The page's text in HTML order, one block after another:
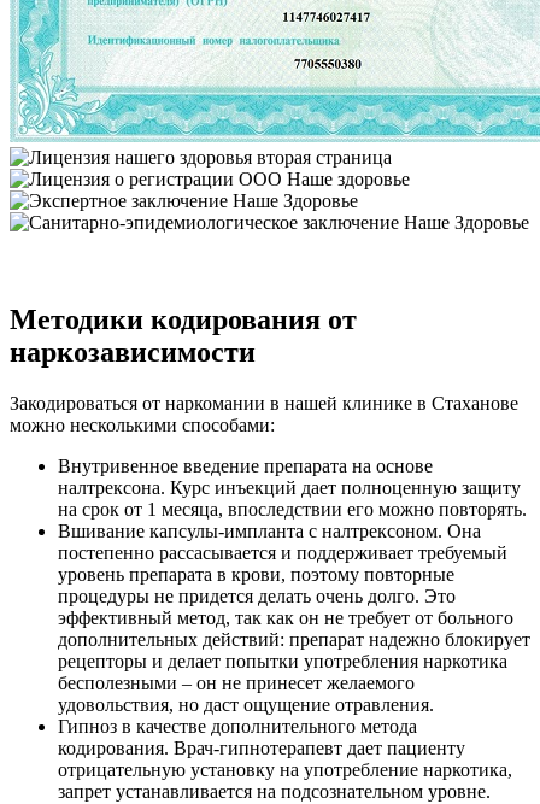
Методики кодирования от
наркозависимости
Закодироваться от наркомании в нашей клинике в Стаханове
можно несколькими способами:
Внутривенное введение препарата на основе
налтрексона. Курс инъекций дает полноценную защиту
на срок от 1 месяца, впоследствии его можно повторять.
Вшивание капсулы-импланта с налтрексоном. Она
постепенно рассасывается и поддерживает требуемый
уровень препарата в крови, поэтому повторные
процедуры не придется делать очень долго. Это
эффективный метод, так как он не требует от больного
дополнительных действий: препарат надежно блокирует
рецепторы и делает попытки употребления наркотика
бесполезными – он не принесет желаемого
удовольствия, но даст ощущение отравления.
Гипноз в качестве дополнительного метода
кодирования. Врач-гипнотерапевт дает пациенту
отрицательную установку на употребление наркотика,
запрет устанавливается на подсознательном уровне.